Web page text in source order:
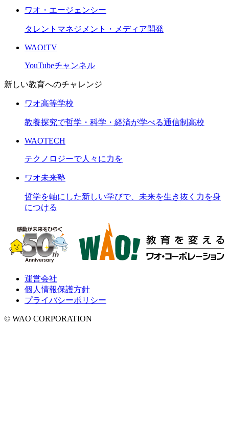
ワオ・エージェンシー
タレントマネジメント・メディア開発
WAO!TV
YouTubeチャンネル
新しい教育へのチャレンジ
ワオ高等学校
教養探究で哲学・科学・経済が学べる通信制高校
WAOTECH
テクノロジーで人々に力を
ワオ未来塾
哲学を軸にした新しい学びで、未来を生き抜く力を身
につける
運営会社
個人情報保護方針
プライバシーポリシー
© WAO CORPORATION